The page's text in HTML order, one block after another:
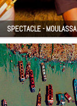
SPECTACLE - MOULASSA